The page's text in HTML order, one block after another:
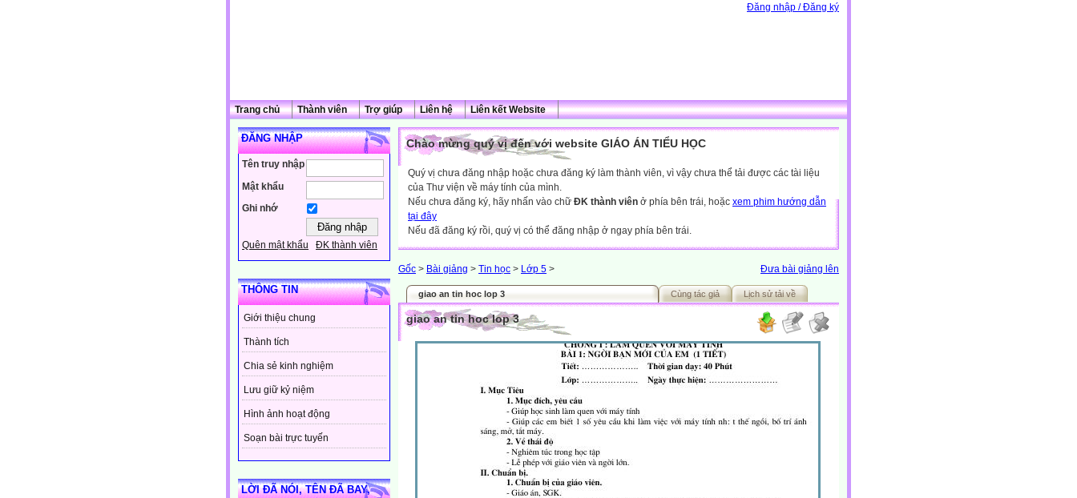
Đăng nhập / Đăng ký
Trang chủ Thành viên Trợ giúp Liên hệ Liên kết Website
ĐĂNG NHẬP
Tên truy nhập
Mật khẩu
Ghi nhớ
Quên mật khẩu ĐK thành viên
THÔNG TIN
Giới thiệu chung
Thành tích
Chia sẻ kinh nghiệm
Lưu giữ kỷ niệm
Hình ảnh hoạt động
Soạn bài trực tuyến
LỜI ĐÃ NÓI, TÊN ĐÃ BAY,
Chào mừng quý vị đến với website GIÁO ÁN TIỂU HỌC
Quý vị chưa đăng nhập hoặc chưa đăng ký làm thành viên, vì vậy chưa thể tải được các tài liệu
của Thư viện về máy tính của mình.
Nếu chưa đăng ký, hãy nhấn vào chữ ĐK thành viên ở phía bên trái, hoặc xem phim hướng dẫn
tại đây
Nếu đã đăng ký rồi, quý vị có thể đăng nhập ở ngay phía bên trái.
Đưa bài giảng lên
Gốc > Bài giảng > Tin học > Lớp 5 >
giao an tin hoc lop 3 Cùng tác giả Lịch sử tải về
giao an tin hoc lop 3